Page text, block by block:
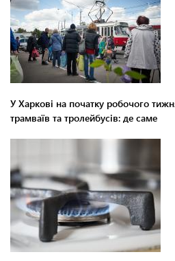
У Харкові на початку робочого
трамваїв та тролейбусів: де саме